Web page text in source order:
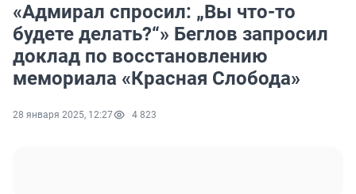
«Адмирал спросил: „Вы что-то
будете делать?“» Беглов запросил
доклад по восстановлению
мемориала «Красная Слобода»
28 января 2025, 12:27 4 823